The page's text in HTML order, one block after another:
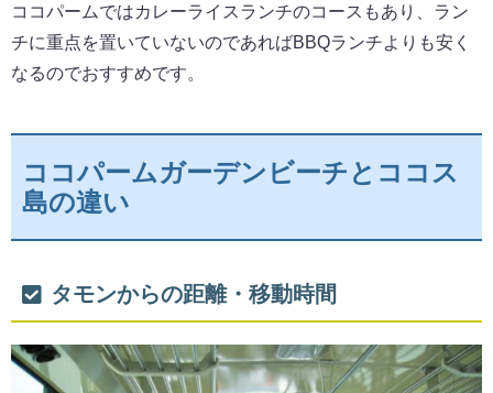
ココパームではカレーライスランチのコースもあり、ラン
チに重点を置いていないのであればBBQランチよりも安く
なるのでおすすめです。
ココパームガーデンビーチとココス
島の違い
タモンからの距離・移動時間